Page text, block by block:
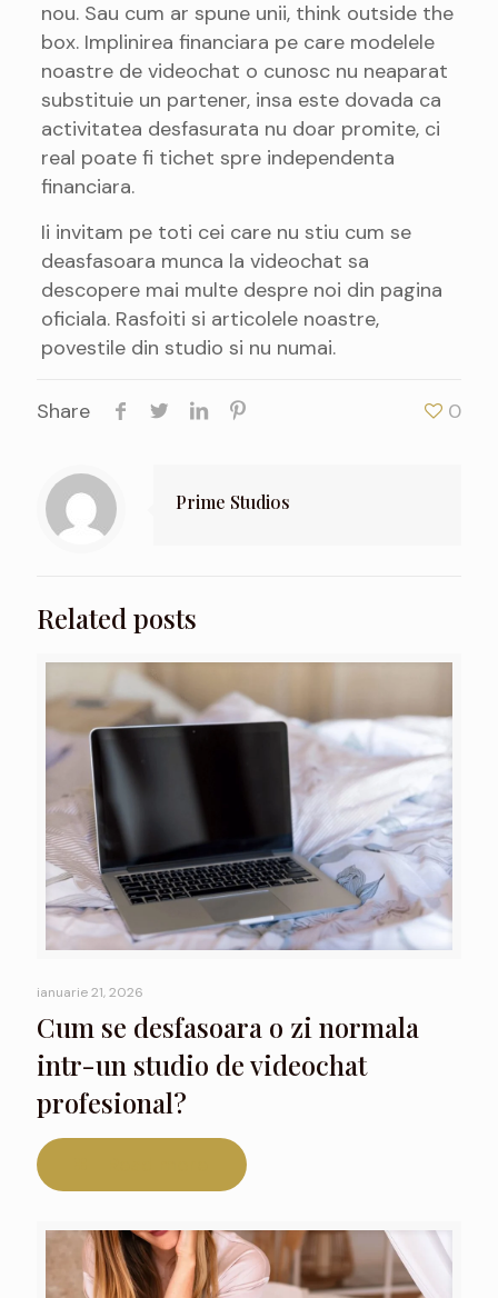
nou. Sau cum ar spune unii, think outside the
box. Implinirea financiara pe care modelele
noastre de videochat o cunosc nu neaparat
substituie un partener, insa este dovada ca
activitatea desfasurata nu doar promite, ci
real poate fi tichet spre independenta
financiara.
Ii invitam pe toti cei care nu stiu cum se
deasfasoara munca la videochat sa
descopere mai multe despre noi din pagina
oficiala. Rasfoiti si articolele noastre,
povestile din studio si nu numai.
Share 0
Prime Studios
Related posts
ianuarie 21, 2026
Cum se desfasoara o zi normala
intr-un studio de videochat
profesional?